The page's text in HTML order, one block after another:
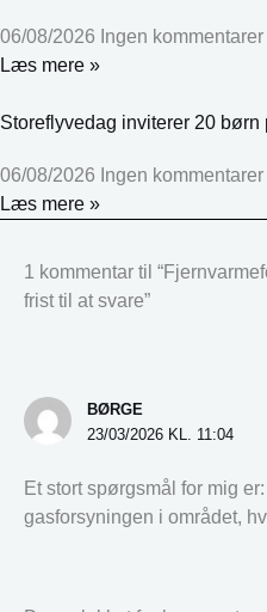
06/08/2026 Ingen kommentarer
Læs mere »
Storeflyvedag inviterer 20
06/08/2026 Ingen kommentarer
Læs mere »
1 kommentar til
frist til at svare”
BØRGE
23/03/2026 KL. 11:04
Et stort spørgsmål for mig
gasforsyningen i området,